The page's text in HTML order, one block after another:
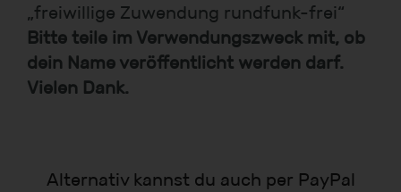
„freiwillige Zuwendung rundfunk-frei“
Bitte teile im Verwendungszweck mit, ob
dein Name veröffentlicht werden darf.
Vielen Dank.
Alternativ kannst du auch per PayPal